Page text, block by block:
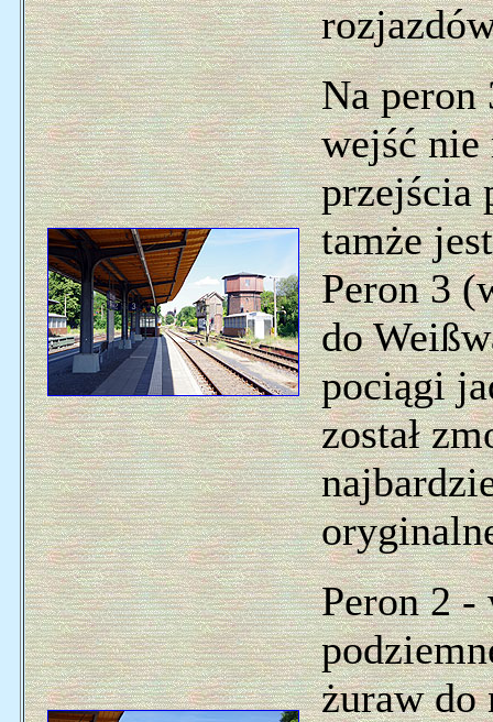
Na peron
wejść nie
przejścia
tamże
Peron 3
do
pociągi
został
Peron 2
żuraw do